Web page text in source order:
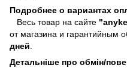
Подробнее о вариантах
Весь товар на сайте
от магазина и гарантийным
дней
Детальніше про обмін/